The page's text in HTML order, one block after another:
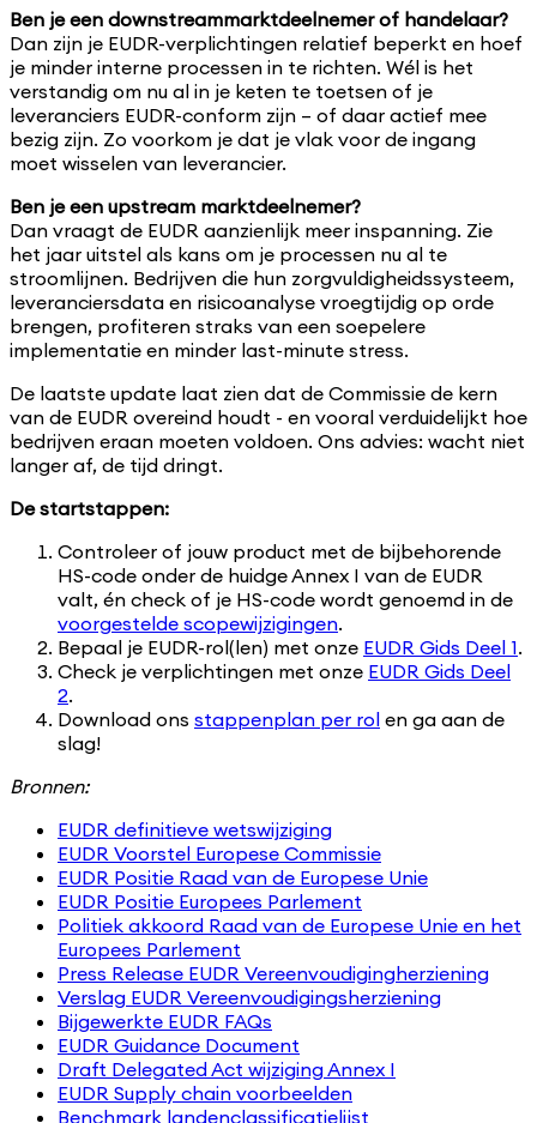
Ben je een downstreammarktdeelnemer of handelaar?
Dan zijn je EUDR-verplichtingen relatief beperkt en hoef
je minder interne processen in te richten. Wél is het
verstandig om nu al in je keten te toetsen of je
leveranciers EUDR-conform zijn – of daar actief mee
bezig zijn. Zo voorkom je dat je vlak voor de ingang
moet wisselen van leverancier.
Ben je een upstream marktdeelnemer?
Dan vraagt de EUDR aanzienlijk meer inspanning. Zie
het jaar uitstel als kans om je processen nu al te
stroomlijnen. Bedrijven die hun zorgvuldigheidssysteem,
leveranciersdata en risicoanalyse vroegtijdig op orde
brengen, profiteren straks van een soepelere
implementatie en minder last-minute stress.
De laatste update laat zien dat de Commissie de kern
van de EUDR overeind houdt - en vooral verduidelijkt hoe
bedrijven eraan moeten voldoen. Ons advies: wacht niet
langer af, de tijd dringt.
De startstappen:
Controleer of jouw product met de bijbehorende
HS-code onder de huidge Annex I van de EUDR
valt, én check of je HS-code wordt genoemd in de
voorgestelde scopewijzigingen.
Bepaal je EUDR-rol(len) met onze EUDR Gids Deel 1.
Check je verplichtingen met onze EUDR Gids Deel
2.
Download ons stappenplan per rol en ga aan de
slag!
Bronnen:
EUDR definitieve wetswijziging
EUDR Voorstel Europese Commissie
EUDR Positie Raad van de Europese Unie
EUDR Positie Europees Parlement
Politiek akkoord Raad van de Europese Unie en het
Europees Parlement
Press Release EUDR Vereenvoudigingherziening
Verslag EUDR Vereenvoudigingsherziening
Bijgewerkte EUDR FAQs
EUDR Guidance Document
Draft Delegated Act wijziging Annex I
EUDR Supply chain voorbeelden
Benchmark landenclassificatielijst